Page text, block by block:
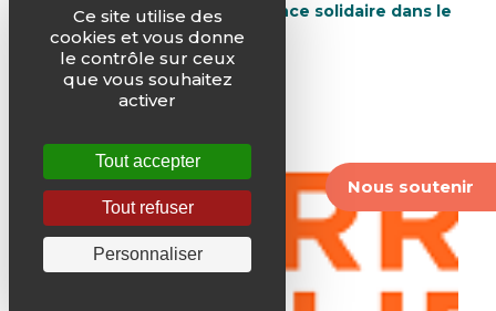
Nous soutenir
15 propositions pour une France solidaire dans le
monde en 2017
Ce site utilise des
cookies et vous donne
le contrôle sur ceux
que vous souhaitez
activer
Tout accepter
Tout refuser
Personnaliser